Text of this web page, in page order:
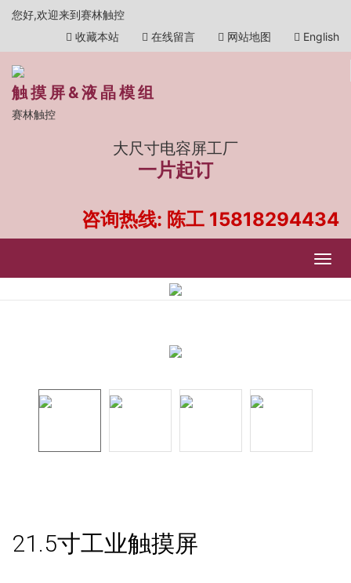
您好,欢迎来到赛林触控
收藏本站
在线留言 网站地图 English
触摸屏&液晶模组
赛林触控
大尺寸电容屏工厂
一片起订
咨询热线: 陈工 15818294434
21.5寸工业触摸屏